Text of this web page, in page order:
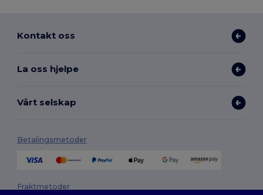
Kontakt oss
La oss hjelpe
Vårt selskap
Betalingsmetoder
Fraktmetoder